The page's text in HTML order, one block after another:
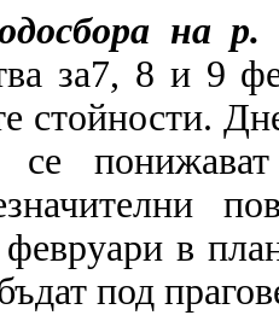
на р.
за7, 8 и 9
стойности.
се
в
под